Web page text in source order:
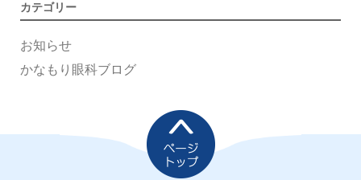
カテゴリー
お知らせ
かなもり眼科ブログ